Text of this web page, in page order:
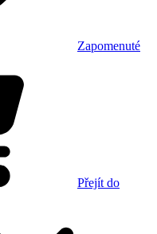
Zapomenuté
Přejít do